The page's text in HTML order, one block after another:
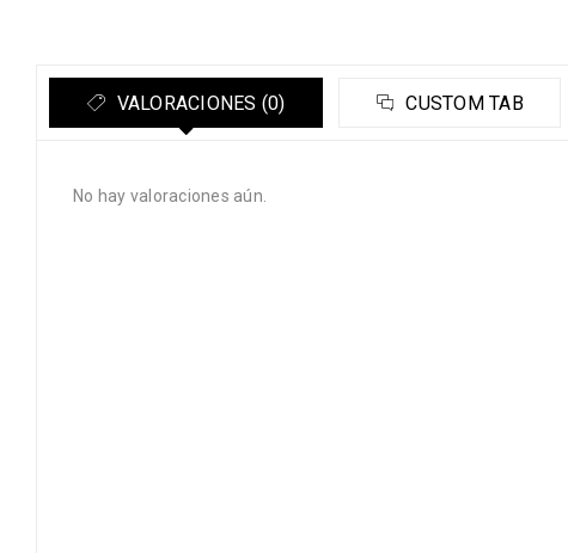
VALORACIONES (0) CUSTOM TAB
No hay valoraciones aún.